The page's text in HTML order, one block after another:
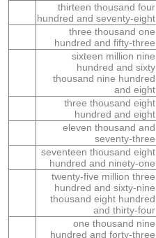
thirteen thousand four
hundred and seventy-eight
three thousand one
hundred and fifty-three
sixteen million nine
hundred and sixty
thousand nine hundred
and eight
three thousand eight
hundred and eight
eleven thousand and
seventy-three
seventeen thousand eight
hundred and ninety-one
twenty-five million three
hundred and sixty-nine
thousand eight hundred
and thirty-four
one thousand nine
hundred and forty-three